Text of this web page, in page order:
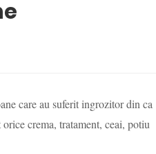
care au suferit ingrozitor din ca
orice crema, tratament, ceai, potiu